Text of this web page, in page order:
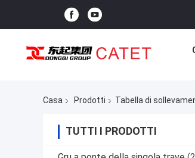
Casa Prodotti Tabella di
TUTTI I PRODOTTI